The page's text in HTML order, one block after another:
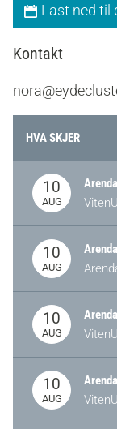
Last ned til
Kontakt
HVA SKJER
10
AUG
10
AUG
10
AUG
10
AUG